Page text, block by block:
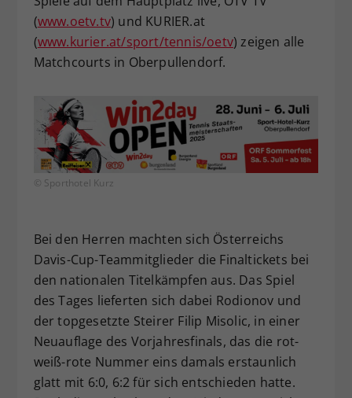
(www.oetv.tv) und KURIER.at
(www.kurier.at/sport/tennis/oetv) zeigen alle
Matchcourts in Oberpullendorf.
© Sporthotel Kurz
Bei den Herren machten sich Österreichs
Davis-Cup-Teammitglieder die Finaltickets bei
den nationalen Titelkämpfen aus. Das Spiel
des Tages lieferten sich dabei Rodionov und
der topgesetzte Steirer Filip Misolic, in einer
Neuauflage des Vorjahresfinals, das die rot-
weiß-rote Nummer eins damals erstaunlich
glatt mit 6:0, 6:2 für sich entschieden hatte.